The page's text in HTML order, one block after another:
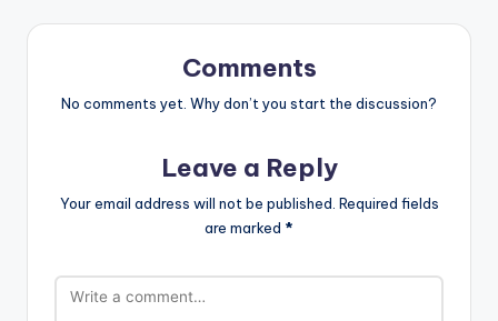
Comments
No comments yet. Why don’t you start the discussion?
Leave a Reply
Your email address will not be published. Required fields
are marked *